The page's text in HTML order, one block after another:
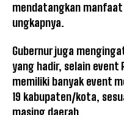
mendatangkan
ungkapnya.
Gubernur juga
yang hadir, selain event
memiliki banyak event
19 kabupaten/kota,
masing daerah.